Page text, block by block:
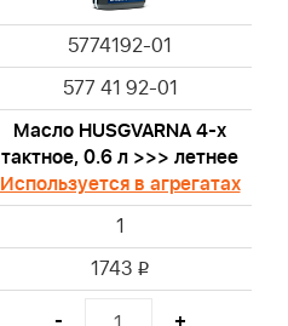
5774192-01
577 41 92-01
Масло HUSGVARNA 4-х
тактное, 0.6 л >>> летнее
Используется в агрегатах
1
1743 i